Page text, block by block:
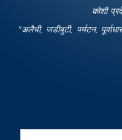
कोशी
"अलैची, जडीबुटी, पर्यटन,
Search